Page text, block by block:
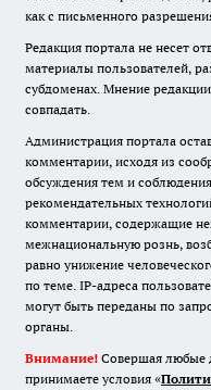
как с письменного
Редакция портала не несет
материалы пользователей,
субдоменах. Мнение
совпадать.
Администрация портала
комментарии, исходя из
обсуждения тем и
рекомендательных
комментарии, содержащие
межнациональную рознь,
равно унижение
по теме. IP-адреса
могут быть переданы по
органы.
Внимание! Совершая любые
принимаете условия «